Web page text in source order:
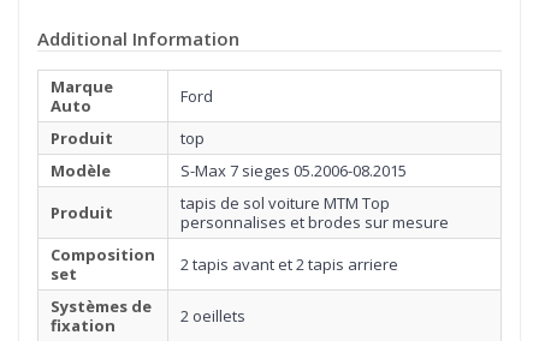
Additional Information
Marque
Auto
Ford
Produit
top
Modèle
S-Max 7 sieges 05.2006-08.2015
Produit
tapis de sol voiture MTM Top
personnalises et brodes sur mesure
Composition
set
2 tapis avant et 2 tapis arriere
Systèmes de
fixation
2 oeillets